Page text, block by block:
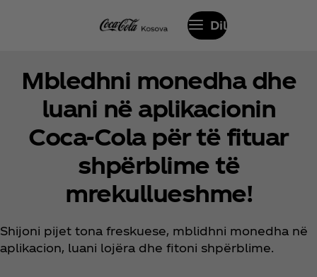
Dil
Mbledhni monedha dhe
luani në aplikacionin
Coca‑Cola për të fituar
shpërblime të
mrekullueshme!
Shijoni pijet tona freskuese, mblidhni monedha në
aplikacion, luani lojëra dhe fitoni shpërblime.